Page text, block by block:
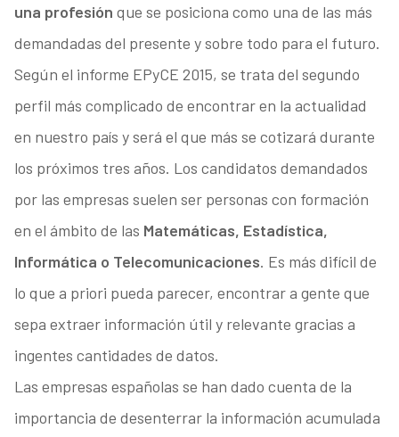
una profesión que se posiciona como una de las más
demandadas del presente y sobre todo para el futuro.
Según el informe EPyCE 2015, se trata del segundo
perfil más complicado de encontrar en la actualidad
en nuestro país y será el que más se cotizará durante
los próximos tres años. Los candidatos demandados
por las empresas suelen ser personas con formación
en el ámbito de las Matemáticas, Estadística,
Informática o Telecomunicaciones. Es más difícil de
lo que a priori pueda parecer, encontrar a gente que
sepa extraer información útil y relevante gracias a
ingentes cantidades de datos.
Las empresas españolas se han dado cuenta de la
importancia de desenterrar la información acumulada